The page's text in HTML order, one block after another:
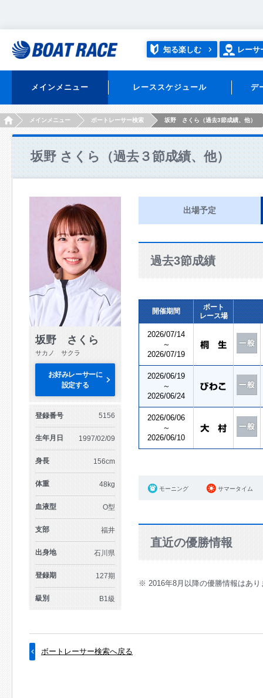
知る楽しむ レーサ
メインメニュー レーススケジュール デ
HOMEメインメニュー ボートレーサー検索 坂野 さくら（過去3節成績、他）
坂野 さくら（過去３節成績、他）
坂野 さくら
サカノ サクラ
お好みレーサーに
設定する
登録番号 5156
生年月日 1997/02/09
身長 156cm
体重 48kg
血液型 O型
支部 福井
出身地 石川県
登録期 127期
級別 B1級
出場予定
過去3節成績
開催期間
ボート
レース場
2026/07/14
～
2026/07/19
2026/06/19
～
2026/06/24
2026/06/06
～
2026/06/10
モーニング サマータイム
直近の優勝情報
※ 2016年8月以降の優勝情報はあり
ボートレーサー検索へ戻る